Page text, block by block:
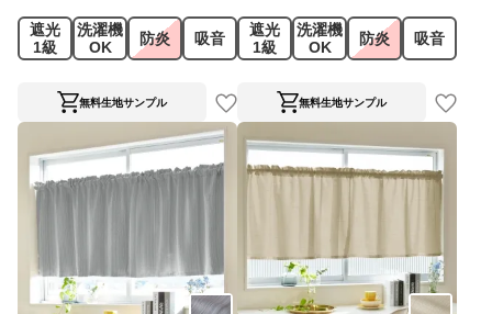
遮光
1級
洗濯機
OK
防炎 吸音
無料生地サンプル
遮光
1級
洗濯機
OK
防炎 吸音
無料生地サンプル